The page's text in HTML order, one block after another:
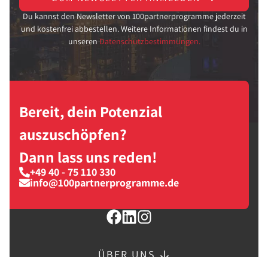
Du kannst den Newsletter von 100partnerprogramme jederzeit
und kostenfrei abbestellen. Weitere Informationen findest du in
unseren Datenschutzbestimmungen.
Bereit, dein Potenzial
auszuschöpfen?
Dann lass uns reden!
+49 40 - 75 110 330
info@100partnerprogramme.de
ÜBER UNS